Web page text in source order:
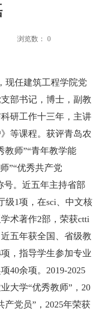
浏览数： 0
任建筑工程学院党
部书记，博士，副教
研工作十三年，主讲
等课程。获评青岛农
教师”“青年教学能
”“优秀共产党
号。近五年主持省部
级1项，在sci、中文核
术著作2部，荣获ctti
五年获全国、省级教
，指导学生参加专业
40余项。2019-2025
大学“优秀教师”，20
产党员”，2025年荣获